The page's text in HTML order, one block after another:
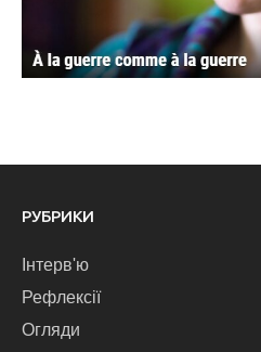
РУБРИКИ
Інтерв'ю
Рефлексії
Огляди